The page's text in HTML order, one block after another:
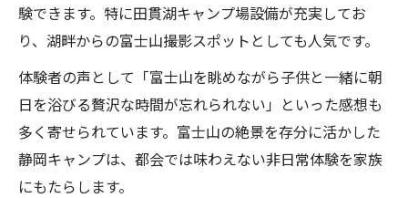
験できます。特に田貫湖キャンプ場設備が充実してお
り、湖畔からの富士山撮影スポットとしても人気です。
体験者の声として「富士山を眺めながら子供と一緒に朝
日を浴びる贅沢な時間が忘れられない」といった感想も
多く寄せられています。富士山の絶景を存分に活かした
静岡キャンプは、都会では味わえない非日常体験を家族
にもたらします。